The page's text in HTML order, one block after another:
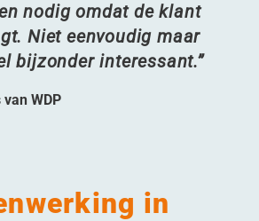
nodig omdat de klant
Niet eenvoudig maar
bijzonder interessant.”
WDP
in